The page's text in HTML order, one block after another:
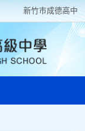
新竹巿成德高中